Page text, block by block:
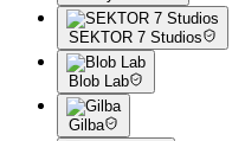
SEKTOR 7 Studios
Blob Lab
Gilba